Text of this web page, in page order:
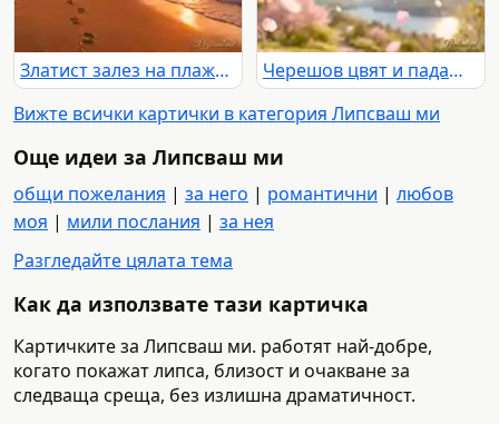
Златист залез на плажа със следи в пясъка и надпис „Липсваш ми“ и „Ще се видим“
Черешов цвят и падащи листенца над езеро и планини с надпис „Липсваш ми“ и „Споменът се връща отново и отново.“
Вижте всички картички в категория Липсваш ми
Още идеи за Липсваш ми
общи пожелания | за него | романтични | любов
моя | мили послания | за нея
Разгледайте цялата тема
Как да използвате тази картичка
Картичките за Липсваш ми. работят най-добре,
когато покажат липса, близост и очакване за
следваща среща, без излишна драматичност.